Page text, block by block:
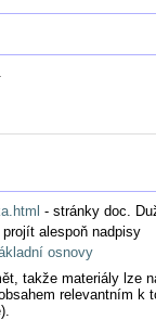
- stránky doc.
alespoň nadpisy
osnovy
takže materiály lze
relevantním k